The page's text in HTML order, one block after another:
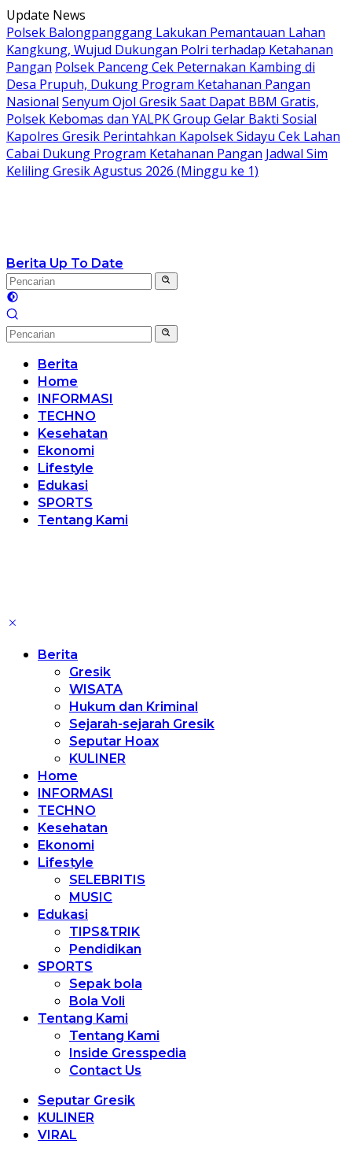
Langsung
ke
konten
Update News
Polsek Balongpanggang Lakukan Pemantauan Lahan
Kangkung, Wujud Dukungan Polri terhadap Ketahanan
Pangan Polsek Panceng Cek Peternakan Kambing di
Desa Prupuh, Dukung Program Ketahanan Pangan
Nasional Senyum Ojol Gresik Saat Dapat BBM Gratis,
Polsek Kebomas dan YALPK Group Gelar Bakti Sosial
Kapolres Gresik Perintahkan Kapolsek Sidayu Cek Lahan
Cabai Dukung Program Ketahanan Pangan Jadwal Sim
Keliling Gresik Agustus 2026 (Minggu ke 1)
Berita Up To Date
Berita
Home
INFORMASI
TECHNO
Kesehatan
Ekonomi
Lifestyle
Edukasi
SPORTS
Tentang Kami
Berita
Gresik
WISATA
Hukum dan Kriminal
Sejarah-sejarah Gresik
Seputar Hoax
KULINER
Home
INFORMASI
TECHNO
Kesehatan
Ekonomi
Lifestyle
SELEBRITIS
MUSIC
Edukasi
TIPS&TRIK
Pendidikan
SPORTS
Sepak bola
Bola Voli
Tentang Kami
Tentang Kami
Inside Gresspedia
Contact Us
Seputar Gresik
KULINER
VIRAL